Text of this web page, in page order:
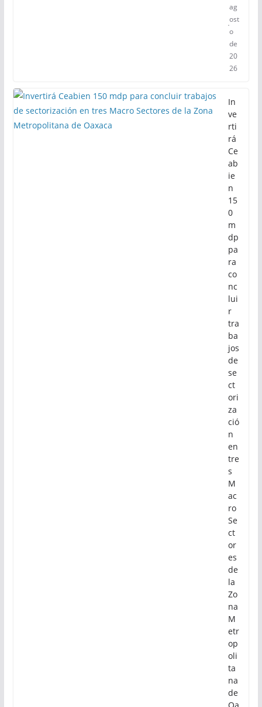
ag
ost
o
de
20
26
In
ve
rti
rá
Ce
ab
ie
n
15
0
m
dp
pa
ra
co
nc
lui
r
tra
ba
jos
de
se
ct
ori
za
ció
n
en
tre
s
M
ac
ro
Se
ct
or
es
de
la
Zo
na
M
etr
op
oli
ta
na
de